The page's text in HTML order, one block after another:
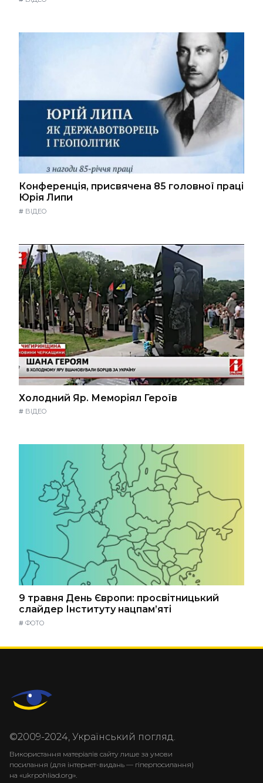
Конференція, присвячена 85 головної праці
Юрія Липи
# ВІДЕО
Холодний Яр. Меморіял Героїв
# ВІДЕО
9 травня День Європи: просвітницький
слайдер Інституту нацпам’яті
# ФОТО
©2009-2024, Український погляд.
Використання матеріалів сайту лише за умови
посилання (для інтернет-видань — гіперпосилання)
на «ukrpohliad.org».